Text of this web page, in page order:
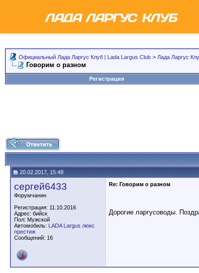
Официальный Лада Ларгус Клуб | Lada Largus Club > Лада Ларгус
Говорим о разном
Регистрация
20.02.2017, 15:48
сергей6433
Форумчанин
Регистрация: 11.10.2016
Адрес: бийск
Пол: Мужской
Автомобиль: LADA Largus люкс
престиж
Сообщений: 16
Re: Говорим о разном
Дорогие ларгусоводы.